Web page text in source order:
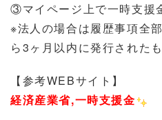
③マイページ上で一時支援
※法人の場合は履歴事項全
ら3ヶ月以内に発行されたも
【参考WEBサイト】
経済産業省,一時支援金